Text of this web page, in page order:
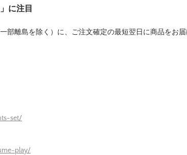
に注目
部離島を除く）に、ご注文確定の最短翌日に商品をお届
set/
play/